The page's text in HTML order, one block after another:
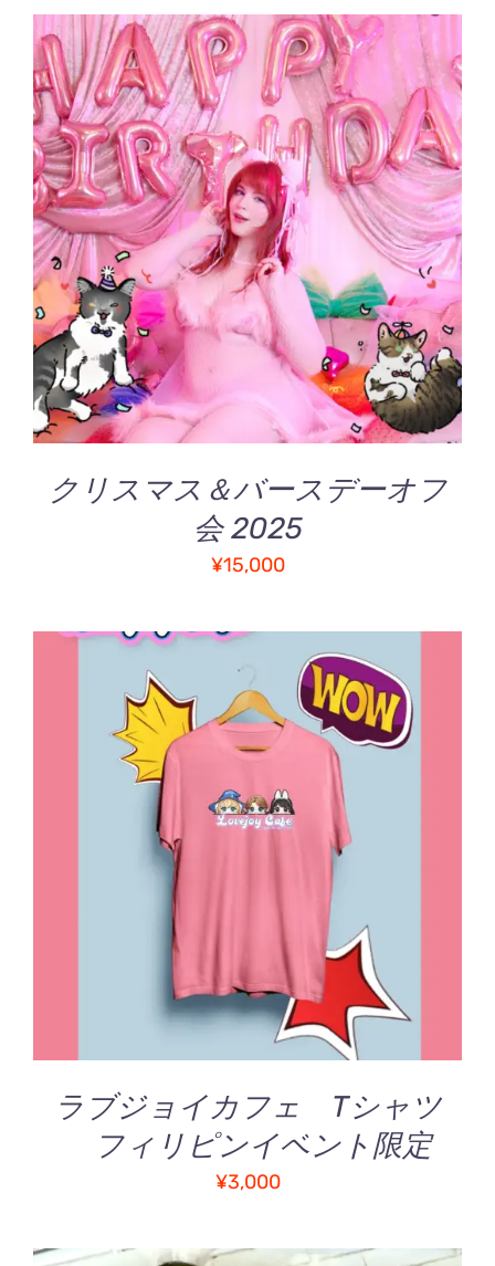
が
あ
り
ま
す。
オ
プ
ン
は
商
品
ペ
ー
ジ
か
ら
選
す
帯:
¥2,000
–
¥7,000
お買い物カゴに追加
詳細
クリスマス＆バースデーオフ
会 2025
¥15,000
お買い物カゴに追加
/
ラブジョイカフェ Tシャツ
フィリピンイベント限定
¥3,000